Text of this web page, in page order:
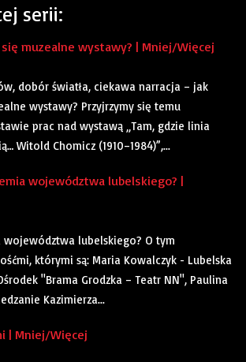
serii:
muzealne wystawy? | Mniej/Więcej
dobór światła, ciekawa narracja – jak
wystawy? Przyjrzymy się temu
prac nad wystawą „Tam, gdzie linia
Witold Chomicz (1910–1984)”,...
województwa lubelskiego? |
województwa lubelskiego? O tym
którymi są: Maria Kowalczyk - Lubelska
"Brama Grodzka – Teatr NN", Paulina
Kazimierza...
| Mniej/Więcej